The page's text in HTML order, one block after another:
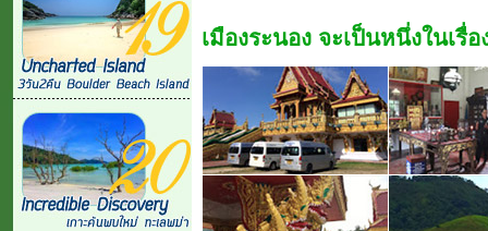
เมืองระนอง จะเป็นหนึ่งในเ